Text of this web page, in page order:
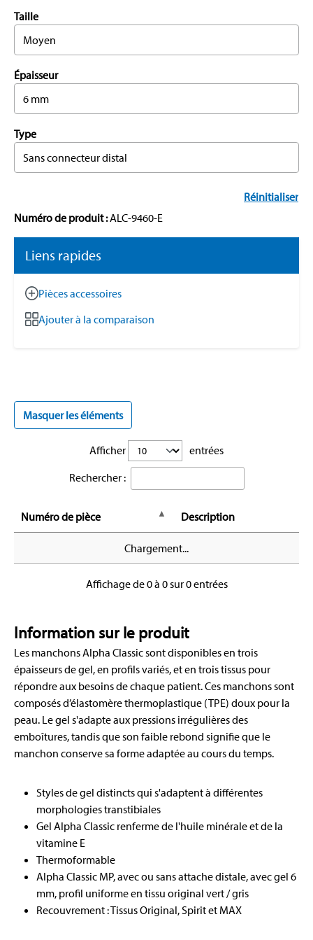
Taille
Moyen
Épaisseur
6 mm
Type
Sans connecteur distal
Réinitialiser
Numéro de produit :ALC-9460-E
Liens rapides
Pièces accessoires
Ajouter à la comparaison
Masquer les éléments
Afficher
entrées
Rechercher :
Numéro de pièce Description
Chargement...
Affichage de 0 à 0 sur 0 entrées
Information sur le produit
Les manchons Alpha Classic sont disponibles en trois
épaisseurs de gel, en profils variés, et en trois tissus pour
répondre aux besoins de chaque patient. Ces manchons sont
composés d’élastomère thermoplastique (TPE) doux pour la
peau. Le gel s'adapte aux pressions irrégulières des
emboîtures, tandis que son faible rebond signifie que le
manchon conserve sa forme adaptée au cours du temps.
Styles de gel distincts qui s'adaptent à différentes
morphologies transtibiales
Gel Alpha Classic renferme de l'huile minérale et de la
vitamine E
Thermoformable
Alpha Classic MP, avec ou sans attache distale, avec gel 6
mm, profil uniforme en tissu original vert / gris
Recouvrement : Tissus Original, Spirit et MAX